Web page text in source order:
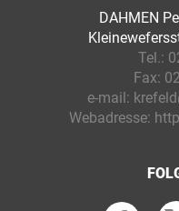
DAHMEN
Tel.:
Fax:
e-mail:
Webadresse: